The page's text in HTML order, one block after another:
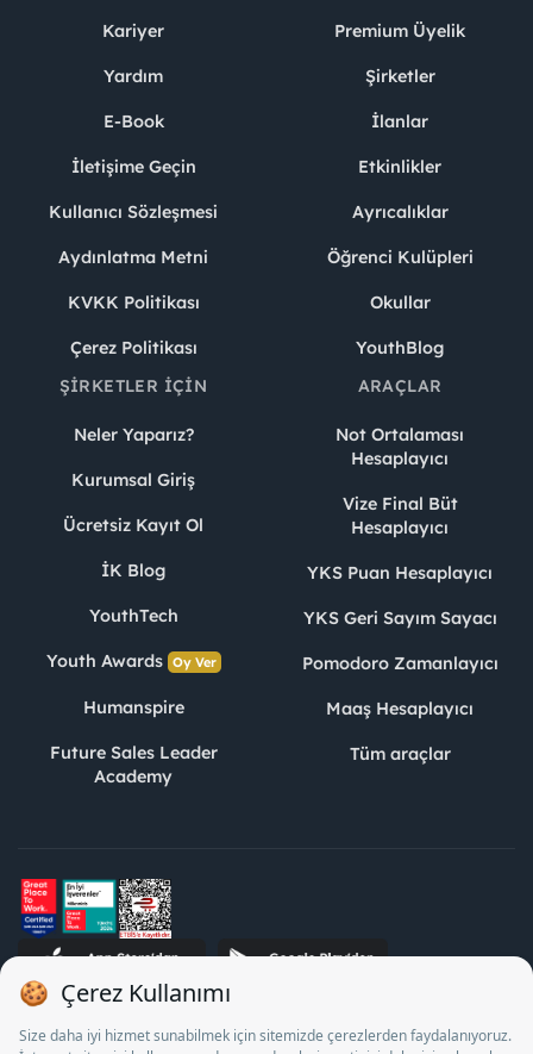
Kariyer
Yardım
E-Book
İletişime Geçin
Kullanıcı Sözleşmesi
Aydınlatma Metni
KVKK Politikası
Çerez Politikası
Premium Üyelik
Şirketler
İlanlar
Etkinlikler
Ayrıcalıklar
Öğrenci Kulüpleri
Okullar
YouthBlog
ŞIRKETLER İÇIN
Neler Yaparız?
Kurumsal Giriş
Ücretsiz Kayıt Ol
İK Blog
YouthTech
Youth Awards Oy Ver
Humanspire
Future Sales Leader
Academy
ARAÇLAR
Not Ortalaması
Hesaplayıcı
Vize Final Büt
Hesaplayıcı
YKS Puan Hesaplayıcı
YKS Geri Sayım Sayacı
Pomodoro Zamanlayıcı
Maaş Hesaplayıcı
Tüm araçlar